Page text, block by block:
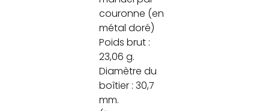
couronne (en
métal doré)
Poids brut :
23,06 g.
Diamètre du
boîtier : 30,7
mm.